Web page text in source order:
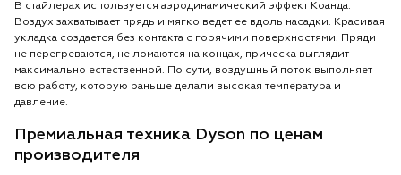
В стайлерах используется аэродинамический эффект Коанда.
Воздух захватывает прядь и мягко ведет ее вдоль насадки. Красивая
укладка создается без контакта с горячими поверхностями. Пряди
не перегреваются, не ломаются на концах, прическа выглядит
максимально естественной. По сути, воздушный поток выполняет
всю работу, которую раньше делали высокая температура и
давление.
Премиальная техника Dyson по ценам
производителя